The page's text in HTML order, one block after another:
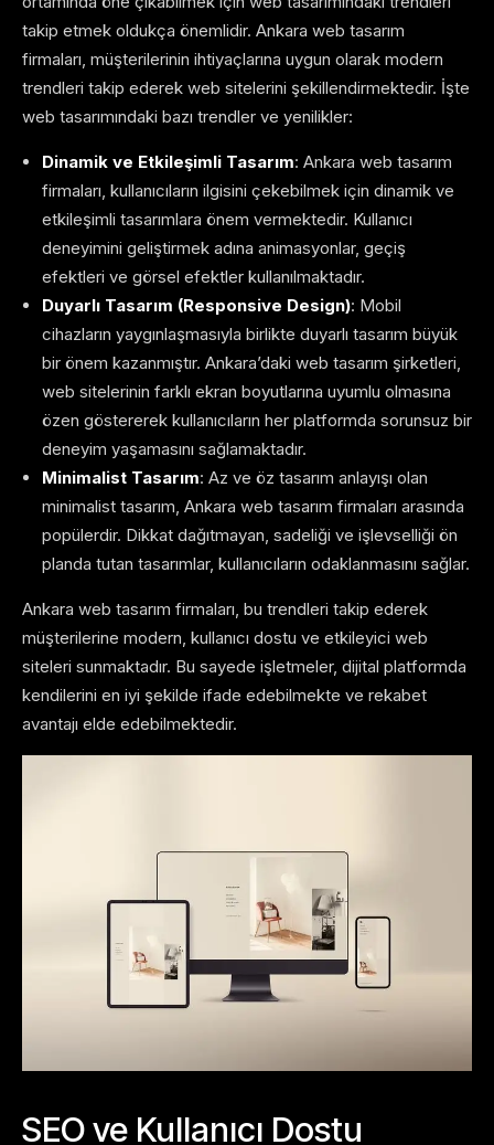
takip etmek oldukça önemlidir. Ankara web tasarım
firmaları, müşterilerinin ihtiyaçlarına uygun olarak modern
trendleri takip ederek web sitelerini şekillendirmektedir. İşte
web tasarımındaki bazı trendler ve yenilikler:
Dinamik ve Etkileşimli Tasarım: Ankara web tasarım
firmaları, kullanıcıların ilgisini çekebilmek için dinamik ve
etkileşimli tasarımlara önem vermektedir. Kullanıcı
deneyimini geliştirmek adına animasyonlar, geçiş
efektleri ve görsel efektler kullanılmaktadır.
Duyarlı Tasarım (Responsive Design): Mobil
cihazların yaygınlaşmasıyla birlikte duyarlı tasarım büyük
bir önem kazanmıştır. Ankara’daki web tasarım şirketleri,
web sitelerinin farklı ekran boyutlarına uyumlu olmasına
özen göstererek kullanıcıların her platformda sorunsuz bir
deneyim yaşamasını sağlamaktadır.
Minimalist Tasarım: Az ve öz tasarım anlayışı olan
minimalist tasarım, Ankara web tasarım firmaları arasında
popülerdir. Dikkat dağıtmayan, sadeliği ve işlevselliği ön
planda tutan tasarımlar, kullanıcıların odaklanmasını sağlar.
Ankara web tasarım firmaları, bu trendleri takip ederek
müşterilerine modern, kullanıcı dostu ve etkileyici web
siteleri sunmaktadır. Bu sayede işletmeler, dijital platformda
kendilerini en iyi şekilde ifade edebilmekte ve rekabet
avantajı elde edebilmektedir.
SEO ve Kullanıcı Dostu